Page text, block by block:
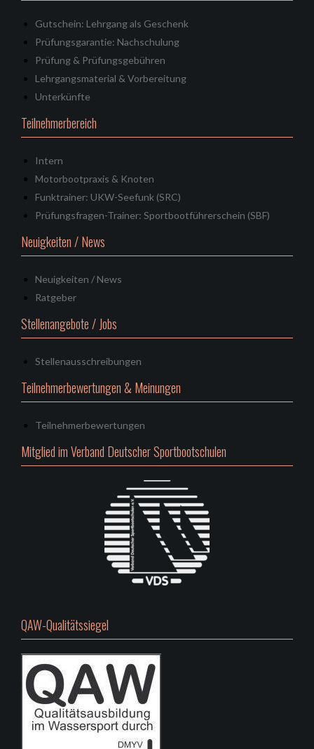
Gutschein: Lehrgang als Geschenk
Prüfungsgarantie: Nachschulung
Prüfung & Prüfungsgebühren
Lehrgangsmaterial & Vorbereitung
Unterkünfte
Teilnehmerbereich
Intern
Motorbootpraxis & Knoten
Funktrainer: UKW-Seefunk (SRC)
Prüfungsfragen-Trainer: Sportbootführerschein (SBF)
Neuigkeiten / News
Neuigkeiten / News
Ratgeber
Stellenangebote / Jobs
Stellenausschreibungen
Teilnehmerbewertungen & Meinungen
Teilnehmerbewertungen
Mitglied im Verband Deutscher Sportbootschulen
QAW-Qualitätssiegel